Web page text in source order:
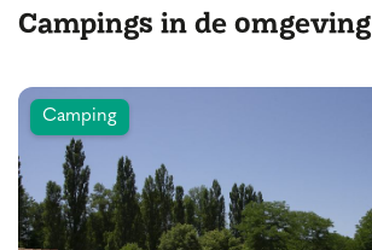
Campings in de omgeving
Camping